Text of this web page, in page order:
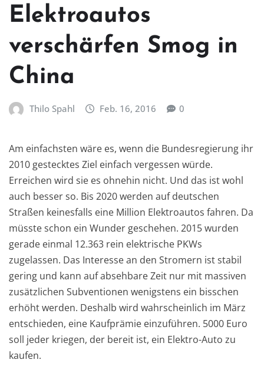
Elektroautos
verschärfen Smog in
China
Thilo Spahl Feb. 16, 2016 0
Am einfachsten wäre es, wenn die Bundesregierung ihr
2010 gestecktes Ziel einfach vergessen würde.
Erreichen wird sie es ohnehin nicht. Und das ist wohl
auch besser so. Bis 2020 werden auf deutschen
Straßen keinesfalls eine Million Elektroautos fahren. Da
müsste schon ein Wunder geschehen. 2015 wurden
gerade einmal 12.363 rein elektrische PKWs
zugelassen. Das Interesse an den Stromern ist stabil
gering und kann auf absehbare Zeit nur mit massiven
zusätzlichen Subventionen wenigstens ein bisschen
erhöht werden. Deshalb wird wahrscheinlich im März
entschieden, eine Kaufprämie einzuführen. 5000 Euro
soll jeder kriegen, der bereit ist, ein Elektro-Auto zu
kaufen.